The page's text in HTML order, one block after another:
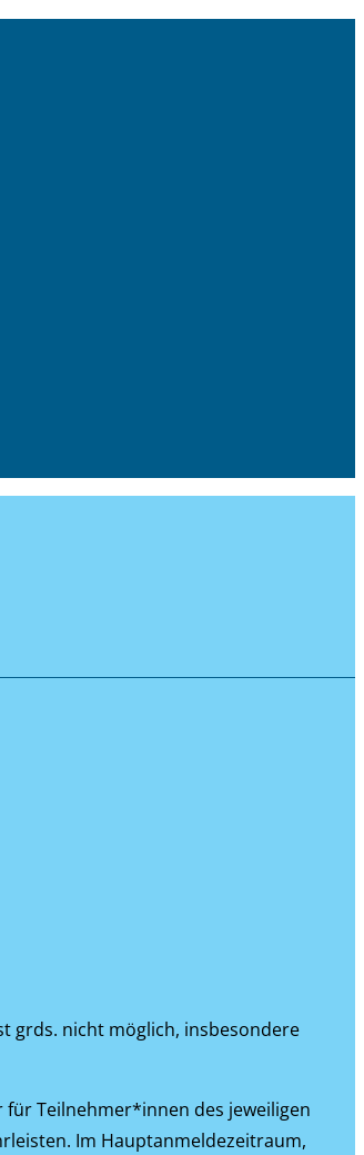
grds. nicht möglich, insbesondere
Teilnehmer*innen des jeweiligen
Im Hauptanmeldezeitraum,